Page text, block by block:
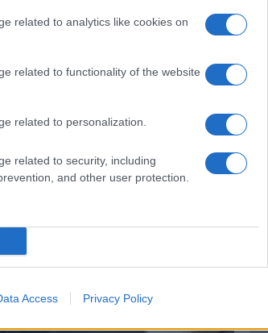
related to analytics like cookies on
related to functionality of the website
related to personalization.
related to security, including
and other user protection.
Access Privacy Policy
és más alkalmazásokból, vagy ha teljes
használhatnék csereként. Jóllehet
akar összpontosítani, ez egyben
Kínán kívüliek számára. Ezt a változást